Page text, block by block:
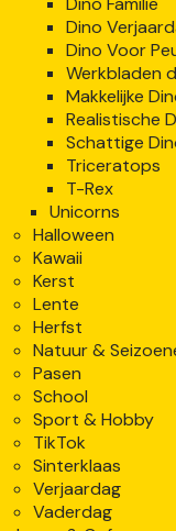
Dino
Dino Voor
Werkbladen
Makkelijke
Realistische
Schattige
Triceratops
T-Rex
Unicorns
Halloween
Kawaii
Kerst
Lente
Herfst
Natuur &
Pasen
School
Sport & Hobby
TikTok
Sinterklaas
Verjaardag
Vaderdag